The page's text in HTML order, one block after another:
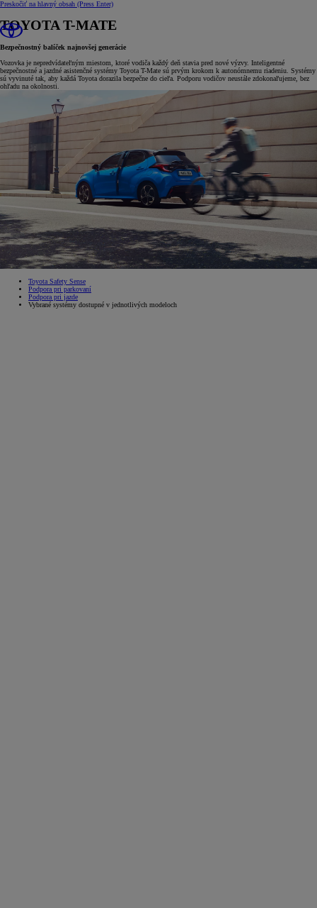
Preskočiť na hlavný obsah (Press Enter)
TOYOTA T-MATE
Bezpečnostný balíček najnovšej generácie
Vozovka je nepredvídateľným miestom, ktoré vodiča každý deň stavia pred nové výzvy. Inteligentné
bezpečnostné a jazdné asistenčné systémy Toyota T-Mate sú prvým krokom k autonómnemu riadeniu. Systémy
sú vyvinuté tak, aby každá Toyota dorazila bezpečne do cieľa. Podporu vodičov neustále zdokonaľujeme, bez
ohľadu na okolnosti.
Toyota Safety Sense
Podpora pri parkovaní
Podpora pri jazde
Vybrané systémy dostupné v jednotlivých modeloch